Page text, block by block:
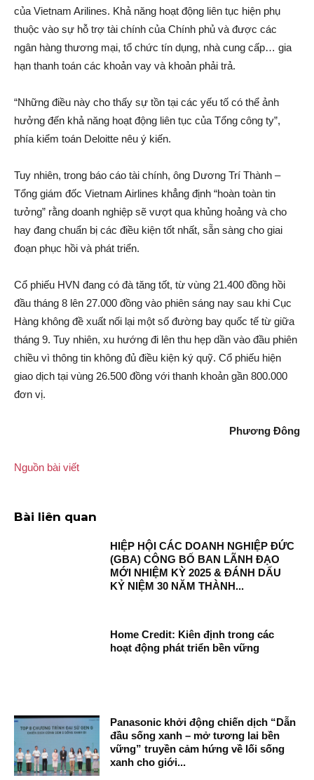
của Vietnam Arilines. Khả năng hoạt động liên tục hiện phụ
thuộc vào sự hỗ trợ tài chính của Chính phủ và được các
ngân hàng thương mại, tổ chức tín dụng, nhà cung cấp… gia
hạn thanh toán các khoản vay và khoản phải trả.
“Những điều này cho thấy sự tồn tại các yếu tố có thể ảnh
hưởng đến khả năng hoạt động liên tục của Tổng công ty”,
phía kiểm toán Deloitte nêu ý kiến.
Tuy nhiên, trong báo cáo tài chính, ông Dương Trí Thành –
Tổng giám đốc Vietnam Airlines khẳng định “hoàn toàn tin
tưởng” rằng doanh nghiệp sẽ vượt qua khủng hoảng và cho
hay đang chuẩn bị các điều kiện tốt nhất, sẵn sàng cho giai
đoạn phục hồi và phát triển.
Cổ phiếu HVN đang có đà tăng tốt, từ vùng 21.400 đồng hồi
đầu tháng 8 lên 27.000 đồng vào phiên sáng nay sau khi Cục
Hàng không đề xuất nối lại một số đường bay quốc tế từ giữa
tháng 9. Tuy nhiên, xu hướng đi lên thu hẹp dần vào đầu phiên
chiều vì thông tin không đủ điều kiện ký quỹ. Cổ phiếu hiện
giao dịch tại vùng 26.500 đồng với thanh khoản gần 800.000
đơn vị.
Phương Đông
Nguồn bài viết
Bài liên quan
HIỆP HỘI CÁC DOANH NGHIỆP ĐỨC
(GBA) CÔNG BỐ BAN LÃNH ĐẠO
MỚI NHIỆM KỲ 2025 & ĐÁNH DẤU
KỶ NIỆM 30 NĂM THÀNH...
Home Credit: Kiên định trong các
hoạt động phát triển bền vững
Panasonic khởi động chiến dịch “Dẫn
đầu sống xanh – mở tương lai bền
vững” truyền cảm hứng về lối sống
xanh cho giới...